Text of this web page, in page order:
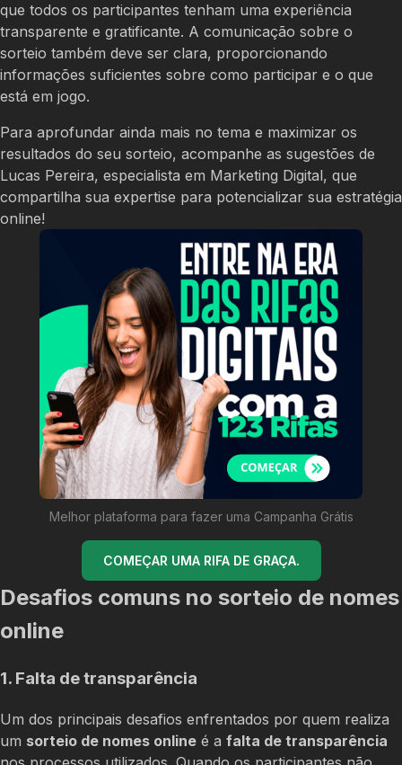
que todos os participantes tenham uma experiência
transparente e gratificante. A comunicação sobre o
sorteio também deve ser clara, proporcionando
informações suficientes sobre como participar e o que
está em jogo.
Para aprofundar ainda mais no tema e maximizar os
resultados do seu sorteio, acompanhe as sugestões de
Lucas Pereira, especialista em Marketing Digital, que
compartilha sua expertise para potencializar sua estratégia
online!
Melhor plataforma para fazer uma Campanha Grátis
COMEÇAR UMA RIFA DE GRAÇA.
Desafios comuns no sorteio de nomes
online
1. Falta de transparência
Um dos principais desafios enfrentados por quem realiza
um sorteio de nomes online é a falta de transparência